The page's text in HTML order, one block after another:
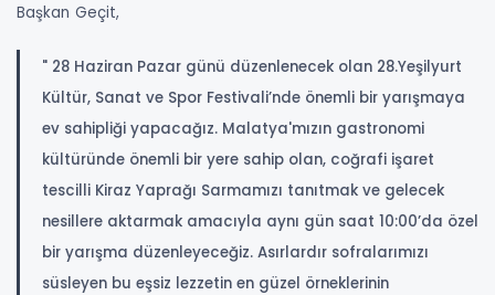
Başkan Geçit,
" 28 Haziran Pazar günü düzenlenecek olan 28.Yeşilyurt
Kültür, Sanat ve Spor Festivali’nde önemli bir yarışmaya
ev sahipliği yapacağız. Malatya'mızın gastronomi
kültüründe önemli bir yere sahip olan, coğrafi işaret
tescilli Kiraz Yaprağı Sarmamızı tanıtmak ve gelecek
nesillere aktarmak amacıyla aynı gün saat 10:00’da özel
bir yarışma düzenleyeceğiz. Asırlardır sofralarımızı
süsleyen bu eşsiz lezzetin en güzel örneklerinin